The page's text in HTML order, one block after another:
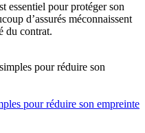
essentiel pour protéger son
d’assurés méconnaissent
du contrat.
pour réduire son empreinte